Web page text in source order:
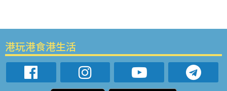
港玩港食港生活